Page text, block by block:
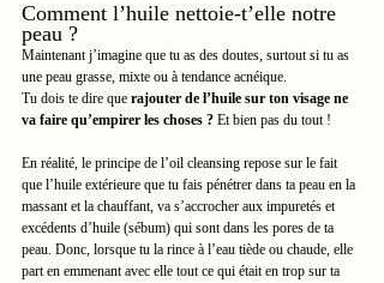
Comment l’huile nettoie-t’elle notre
peau ?
Maintenant j’imagine que tu as des doutes, surtout si tu as
une peau grasse, mixte ou à tendance acnéique.
Tu dois te dire que rajouter de l’huile sur ton visage ne
va faire qu’empirer les choses ? Et bien pas du tout !
En réalité, le principe de l’oil cleansing repose sur le fait
que l’huile extérieure que tu fais pénétrer dans ta peau en la
massant et la chauffant, va s’accrocher aux impuretés et
excédents d’huile (sébum) qui sont dans les pores de ta
peau. Donc, lorsque tu la rince à l’eau tiède ou chaude, elle
part en emmenant avec elle tout ce qui était en trop sur ta